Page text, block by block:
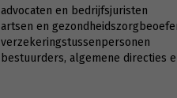
advocaten en bedrijfsjuristen
artsen en
verzekeringstussenpersonen
bestuurders, algemene directies